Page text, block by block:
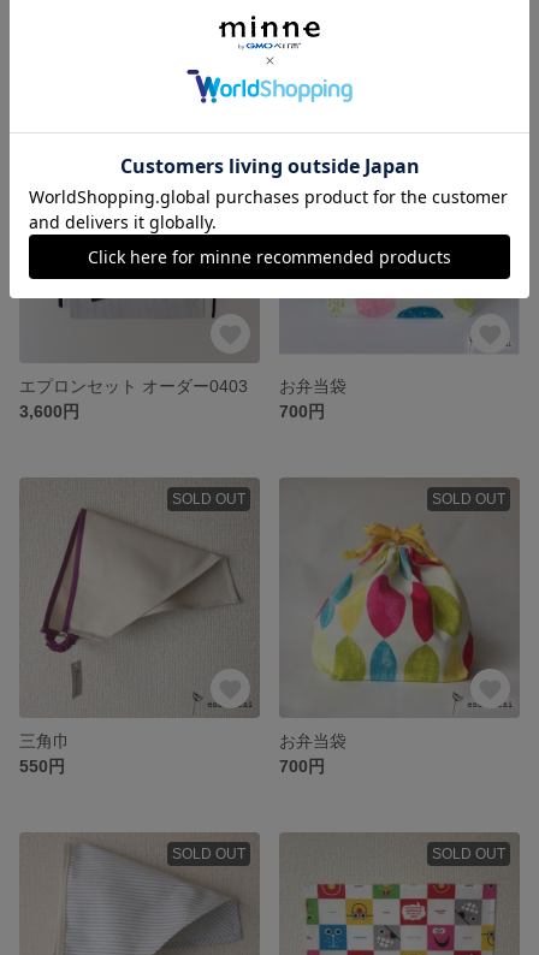
エプロンセット オーダー0403
3,600円
お弁当袋
700円
SOLD OUT
三角巾
550円
SOLD OUT
お弁当袋
700円
SOLD OUT SOLD OUT